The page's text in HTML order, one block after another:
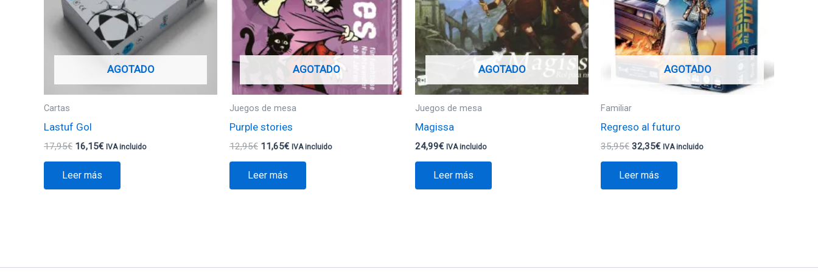
AGOTADO
Cartas
Lastuf Gol
17,95€ 16,15€ IVA incluido
Leer más
AGOTADO
Juegos de mesa
Purple stories
12,95€ 11,65€ IVA incluido
Leer más
AGOTADO
Juegos de mesa
Magissa
24,99€ IVA incluido
Leer más
AGOTADO
Familiar
Regreso al futuro
35,95€ 32,35€ IVA incluido
Leer más